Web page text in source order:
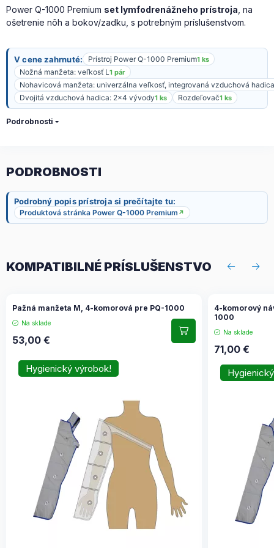
Power Q-1000 Premium set lymfodrenážneho prístroja , na
ošetrenie nôh a bokov/zadku, s potrebným príslušenstvom.
V cene zahrnuté: Prístroj Power Q-1000 Premium1 ks
Nožná manžeta: veľkosť L1 pár
Nohavicová manžeta: univerzálna veľkosť, integrovaná vzduchová hadica
Dvojitá vzduchová hadica: 2x4 vývody1 ks Rozdeľovač1 ks
Podrobnosti
KOMPATIBILNÉ PRÍSLUŠENSTVO
Pažná manžeta M, 4-komorová pre PQ-1000
Na sklade
53,00 €
Hygienický výrobok!
4-komorový
1000
Na sklade
71,00€
PODROBNOSTI
Podrobný popis prístroja si prečítajte tu:
Produktová stránka Power Q-1000 Premium ↗